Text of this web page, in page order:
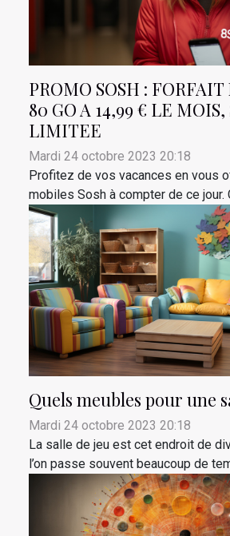
PROMO SOSH :
80 GO A 14,99 € LE MOIS,
LIMITEE
Mardi 24 octobre 2023 20:18
Profitez de vos vacances en vous
mobiles Sosh à compter de ce jour.
Quels meubles pour une
Mardi 24 octobre 2023 20:18
La salle de jeu est cet endroit de
l’on passe souvent beaucoup de